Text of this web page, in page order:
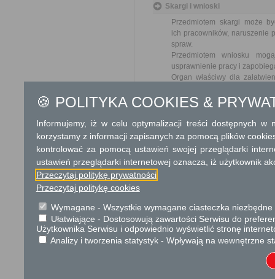
Skargi i wnioski
Przedmiotem skargi może
ich pracowników, naruszenie
spraw.
Przedmiotem wniosku
usprawnienie pracy i
Organ właściwy dla
Ustawa z dnia 23
Ustawa z dnia 21
cywilnego (Dz. U.
Zgodnie z art. 13 ust. 1−2
fizycznych w związku z
95/46/WE (ogólne
Administratorem Pani/Pana
🍪 POLITYKA COOKIES &
Informujemy, iż w celu optymalizacji treści dostępnych w
korzystamy z informacji zapisanych za pomocą plików
kontrolować za pomocą ustawień swojej przeglądarki
ustawień przeglądarki internetowej oznacza, iż użytkownik
Przeczytaj politykę prywatności
Przeczytaj politykę cookies
Wymagane - Wszystkie wymagane ciasteczka
Ułatwiające - Dostosowują zawartości Serwisu do
Użytkownika Serwisu i odpowiednio wyświetlić stronę
Analizy i tworzenia statystyk - Wpływają na wewnętrzne